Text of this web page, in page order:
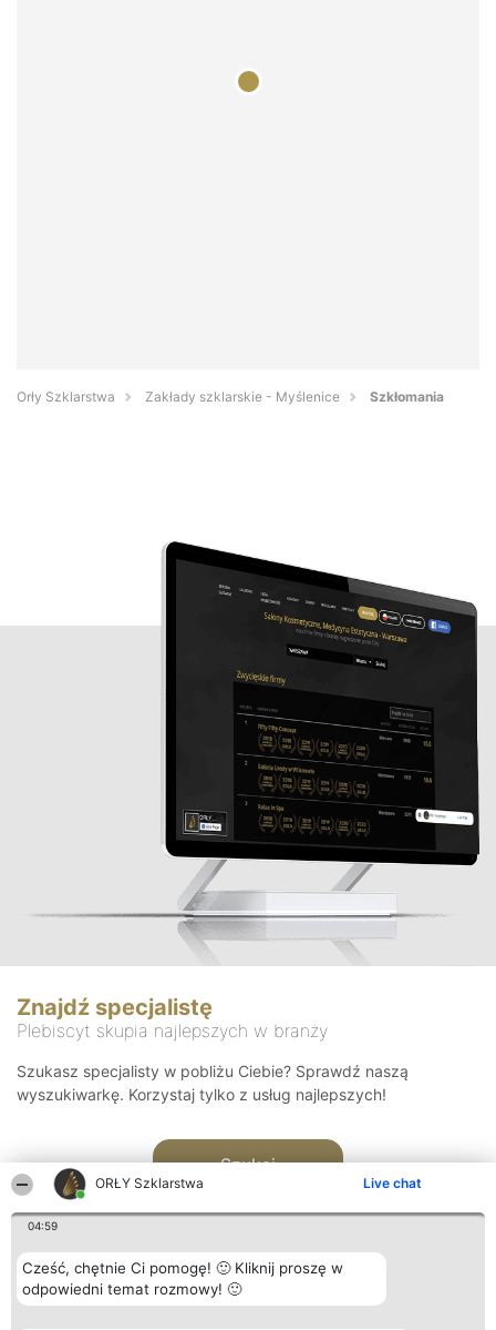
ORŁY Szklarstwa Live chat
04:59
Cześć, chętnie Ci pomogę! 🙂 Kliknij proszę w
odpowiedni temat rozmowy! 🙂
Orły Szklarstwa Zakłady szklarskie - Myślenice Szkłomania
Znajdź specjalistę
Plebiscyt skupia najlepszych w branży
Szukasz specjalisty w pobliżu Ciebie? Sprawdź naszą
wyszukiwarkę. Korzystaj tylko z usług najlepszych!
Szukaj